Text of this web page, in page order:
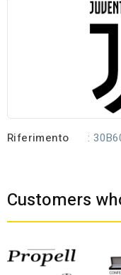
Riferimento :
Customers